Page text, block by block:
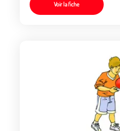
Voir la fiche